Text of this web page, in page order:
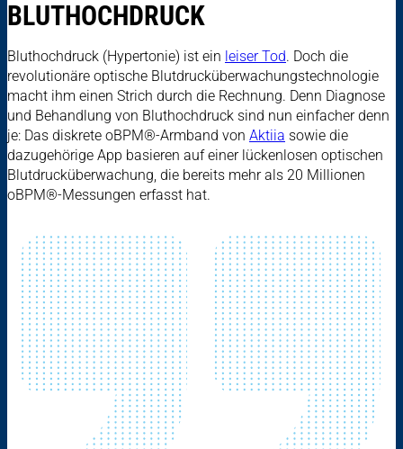
BLUTHOCHDRUCK
Bluthochdruck (Hypertonie) ist ein leiser Tod. Doch die
revolutionäre optische Blutdrucküberwachungstechnologie
macht ihm einen Strich durch die Rechnung. Denn Diagnose
und Behandlung von Bluthochdruck sind nun einfacher denn
je: Das diskrete oBPM®-Armband von Aktiia sowie die
dazugehörige App basieren auf einer lückenlosen optischen
Blutdrucküberwachung, die bereits mehr als 20 Millionen
oBPM®-Messungen erfasst hat.